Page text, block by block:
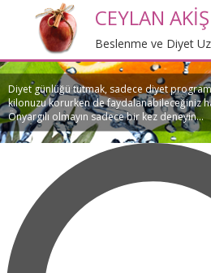
CEYLAN AKİŞ
Beslenme ve Diyet
Diyet günlüğü tutmak, sadece diyet
kilonuzu korurken de faydalanabileceğiniz
Önyargılı olmayın sadece bir kez deneyin...